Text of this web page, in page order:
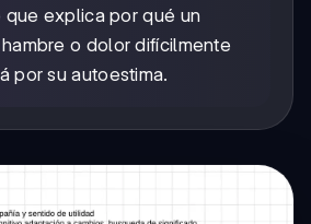
que explica por qué un
o dolor difícilmente
por su autoestima.